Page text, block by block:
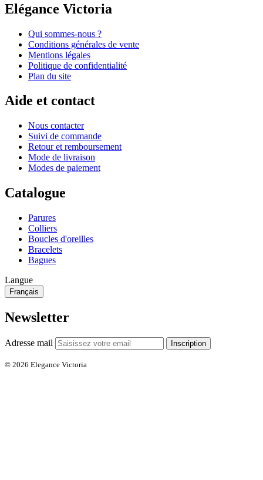
Elégance Victoria
Qui sommes-nous ?
Conditions générales de vente
Mentions légales
Politique de confidentialité
Plan du site
Aide et contact
Nous contacter
Suivi de commande
Retour et remboursement
Mode de livraison
Modes de paiement
Catalogue
Parures
Colliers
Boucles d'oreilles
Bracelets
Bagues
Langue
Français
Newsletter
Adresse mail Inscription
© 2026 Elegance Victoria